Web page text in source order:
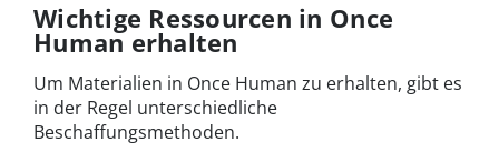
Wichtige Ressourcen in Once
Human erhalten
Um Materialien in Once Human zu erhalten, gibt es
in der Regel unterschiedliche
Beschaffungsmethoden.